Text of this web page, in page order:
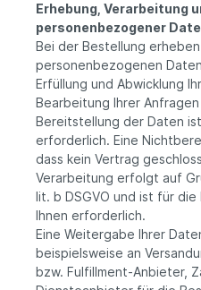
Erhebung, Verarbeitung
personenbezogener
Bei der Bestellung
personenbezogenen
Erfüllung und Abwicklung
Bearbeitung Ihrer
Bereitstellung der Daten
erforderlich. Eine
dass kein Vertrag
Verarbeitung erfolgt auf
lit. b DSGVO und ist für
Ihnen erforderlich.
Eine Weitergabe Ihrer
beispielsweise an
bzw. Fulfillment-Anbieter,